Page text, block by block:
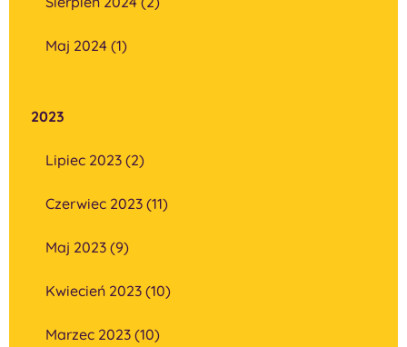
Maj 2024 (1)
2023
Lipiec 2023 (2)
Czerwiec 2023 (11)
Maj 2023 (9)
Kwiecień 2023 (10)
Marzec 2023 (10)